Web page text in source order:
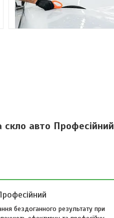
скло авто Професійний
бездоганного результату при